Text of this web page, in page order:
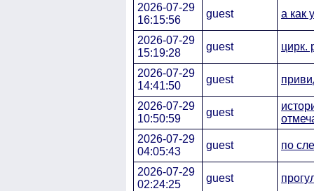
2026-07-29
16:15:56
guest а как
2026-07-29
15:19:28
guest цирк.
2026-07-29
14:41:50
guest
2026-07-29
10:50:59
guest
2026-07-29
04:05:43
guest по
2026-07-29
02:24:25
guest